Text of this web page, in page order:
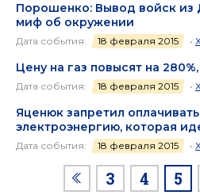
Порошенко: Вывод войск из
миф об окружении
Дата события: 18 февраля 2015 •
Цену на газ повысят на
Дата события: 18 февраля 2015 •
Яценюк запретил
электроэнергию, которая
Дата события: 18 февраля 2015 •
3 4 5